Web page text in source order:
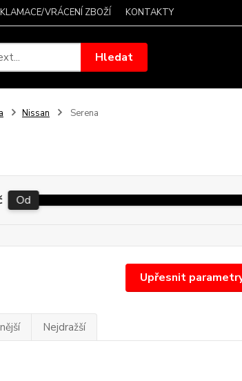
VRÁCENÍ ZBOŽÍ KONTAKTY
Hledat
Nissan Serena
Upřesnit
Od
Nejdražší